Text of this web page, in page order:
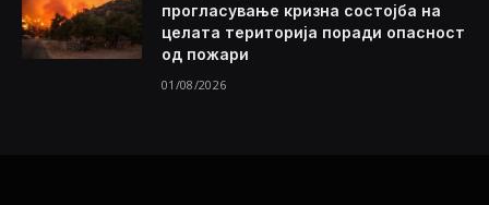
прогласување кризна состојба на
целата територија поради опасност
од пожари
01/08/2026